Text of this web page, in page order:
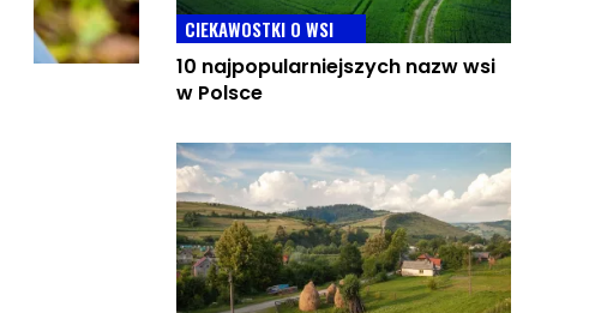
CIEKAWOSTKI O WSI
10 najpopularniejszych nazw wsi
w Polsce